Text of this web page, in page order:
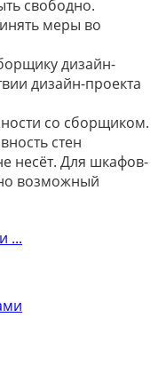
свободно.
меры во
дизайн-
дизайн-проекта
со сборщиком.
стен
несёт. Для шкафов-
возможный
...